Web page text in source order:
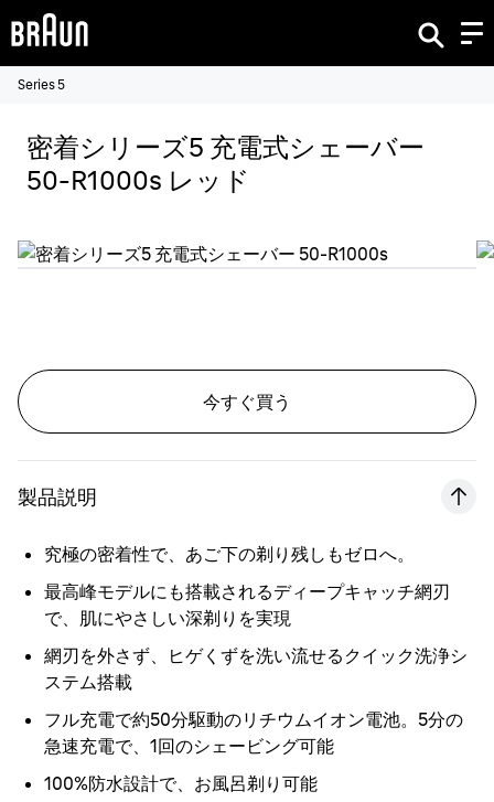
Series 5
密着シリーズ5 充電式シェーバー
50-R1000s レッド
今すぐ買う
製品説明
究極の密着性で、あご下の剃り残しもゼロへ。
最高峰モデルにも搭載されるディープキャッチ網刃
で、肌にやさしい深剃りを実現
網刃を外さず、ヒゲくずを洗い流せるクイック洗浄シ
ステム搭載
フル充電で約50分駆動のリチウムイオン電池。5分の
急速充電で、1回のシェービング可能
100%防水設計で、お風呂剃り可能